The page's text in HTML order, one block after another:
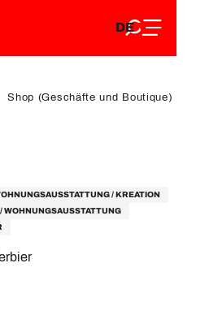
DE
FR
Shop (Geschäfte und Boutique)
/ KREATION
WOHNUNGSAUSSTATTUNG